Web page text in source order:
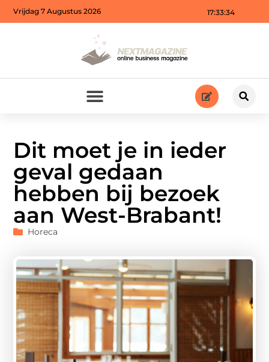
17:33:35
Vrijdag 7 Augustus 2026
Dit moet je in ieder
geval gedaan
hebben bij bezoek
aan West-Brabant!
Horeca